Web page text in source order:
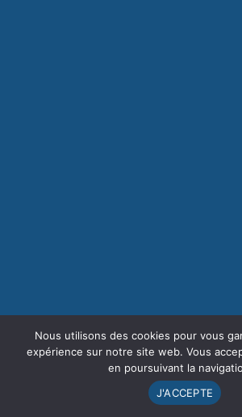
Nous utilisons des cookies pour vous
expérience sur notre site web. Vous
en poursuivant la
J'ACCEPTE